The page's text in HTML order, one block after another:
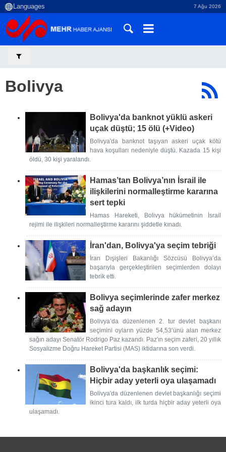
7 Ağu 2026
Bolivya
Bolivya'da banknot yüklü askeri
uçak düştü; 15 ölü (+Video)
Bolivya'da banknot taşıyan askeri uçak kötü
hava koşulları nedeniyle düştü. Kazada 15 kişi
öldü, 30 kişi yaralandı.
Hamas’tan Bolivya’nın İsrail ile
ilişkilerini normalleştirme kararına
sert tepki
Hamas Hareketi, Bolivya hükümetinin İsrail
rejimi ile ilişkileri normalleştirme kararını şiddetle kınadı.
İran'dan, Bolivya'ya seçim tebriği
İran Dışişleri Bakanlığı Sözcüsü Bolivya’da
başarıyla gerçekleştirilen seçimlerden dolayı
tebrik etti.
Bolivya seçimlerinde zafer merkez
sağ adayın
Bolivya’da düzenlenen 2. tur devlet başkanı
seçimini oyların yüzde 54,53’ünü alan merkez
sağın adayı Senatör Rodrigo Paz kazandı. Paz'ın seçim zaferi, 20 yıllık
Sosyalizme Doğru Hareket Partisi (MAS) iktidarına son verdi.
Bolivya'da başkanlık seçimi:
Hiçbir aday yeterli oya ulaşamadı
Bolivya'da düzenlenen devlet başkanlığı seçimi
ikinci tura kaldı, ilk turda hiçbir aday yeterli oya
ulaşamadı.